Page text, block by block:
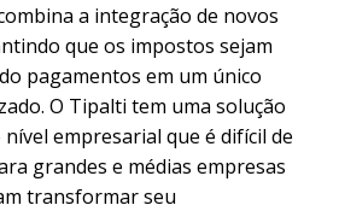
a integração de novos
que os impostos sejam
pagamentos em um único
O Tipalti tem uma solução
empresarial que é difícil de
grandes e médias empresas
transformar seu